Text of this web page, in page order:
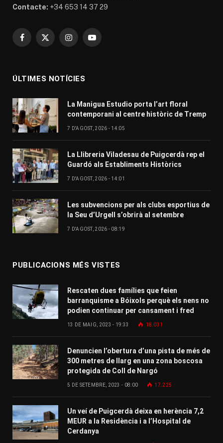
Contacte: +34 653 14 37 29
Facebook
X
InstagramYouTube
ÚLTIMES NOTÍCIES
La Manigua Estudio porta l’art floral
contemporani al centre històric de Tremp
7 D'AGOST, 2026 - 14:05
La Llibreria Viladesau de Puigcerdà rep el
Guardó als Establiments Històrics
7 D'AGOST, 2026 - 14:01
Les subvencions per als clubs esportius de
la Seu d’Urgell s’obrirà al setembre
7 D'AGOST, 2026 - 08:19
PUBLICACIONS MÉS VISTES
Rescaten dues famílies que feien
barranquisme a Bóixols perquè els nens no
podien continuar per cansament i fred
13 DE MAIG, 2023 - 19:33 18.031
Denuncien l’obertura d’una pista de més de
300 metres de llarg en una zona boscosa
protegida de Coll de Nargó
5 DE SETEMBRE, 2023 - 08:00 17.225
Un veí de Puigcerdà deixa en herència 7,2
MEUR a la Residència i a l’Hospital de
Cerdanya